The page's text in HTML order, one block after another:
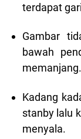
terdapat
Gambar
bawah
memanjang.
Kadang
stanby lalu
menyala.